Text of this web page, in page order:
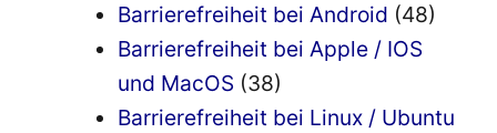
Barrierefreiheit bei Android (48)
Barrierefreiheit bei Apple / IOS
und MacOS (38)
Barrierefreiheit bei Linux / Ubuntu